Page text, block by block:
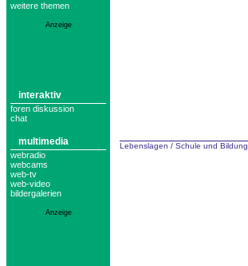
weitere themen
Anzeige
interaktiv
foren diskussion
chat
multimedia
webradio
webcams
web-tv
web-video
bildergalerien
Anzeige
Lebenslagen / Schule und Bildung